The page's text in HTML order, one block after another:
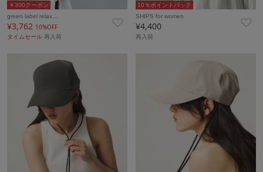
￥300クーポン
green label relax…
¥3,762 10%OFF
タイムセール 再入荷
10％ポイントバック
SHIPS for women
¥4,400
再入荷